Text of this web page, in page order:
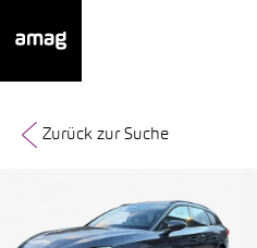
Zurück zur Suche